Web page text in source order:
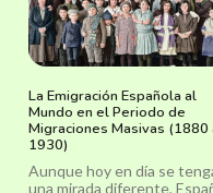
La Emigración Española al
Mundo en el Periodo de
Migraciones Masivas (1880
1930)
Aunque hoy en día se
una mirada diferente,